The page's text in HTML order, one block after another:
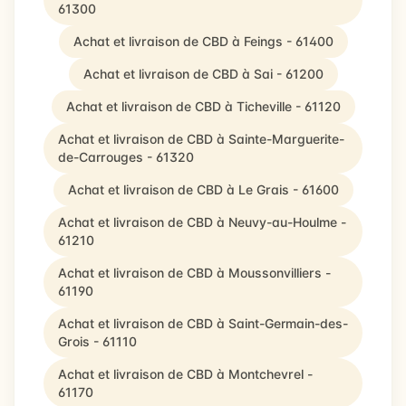
61300
Achat et livraison de CBD à Feings - 61400
Achat et livraison de CBD à Sai - 61200
Achat et livraison de CBD à Ticheville - 61120
Achat et livraison de CBD à Sainte-Marguerite-
de-Carrouges - 61320
Achat et livraison de CBD à Le Grais - 61600
Achat et livraison de CBD à Neuvy-au-Houlme -
61210
Achat et livraison de CBD à Moussonvilliers -
61190
Achat et livraison de CBD à Saint-Germain-des-
Grois - 61110
Achat et livraison de CBD à Montchevrel -
61170